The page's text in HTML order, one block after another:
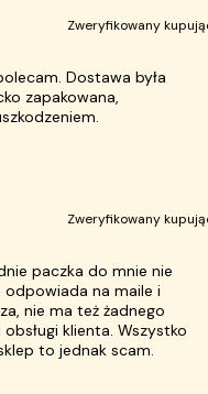
Zweryfikowany
Dostawa była
zapakowana,
Zweryfikowany
paczka do mnie nie
odpowiada na maile i
nie ma też żadnego
klienta. Wszystko
to jednak scam.